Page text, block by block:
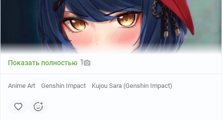
Показать полностью 1
Anime Art Genshin Impact Kujou Sara (Genshin Impact)